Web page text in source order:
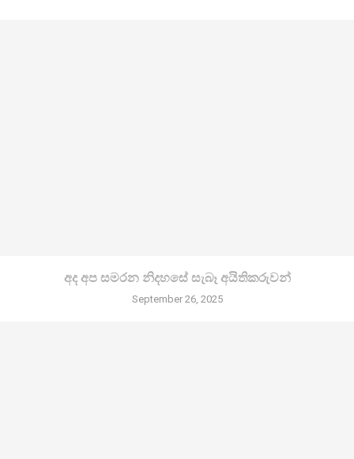
අද අප සමරන නිදහසේ සැබෑ අයිතිකරුවන්
September 26, 2025